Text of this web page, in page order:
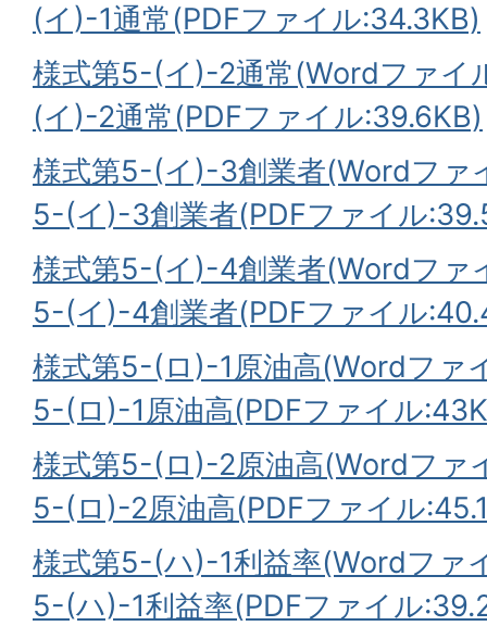
(イ)-1通常(PDFファイル:34.3KB)
様式第5-(イ)-2通常(Wordファイ
(イ)-2通常(PDFファイル:39.6KB)
様式第5-(イ)-3創業者(Wordファ
5-(イ)-3創業者(PDFファイル
様式第5-(イ)-4創業者(Wordファ
5-(イ)-4創業者(PDFファイル
様式第5-(ロ)-1原油高(Wordファ
5-(ロ)-1原油高(PDFファイル
様式第5-(ロ)-2原油高(Wordファ
5-(ロ)-2原油高(PDFファイル
様式第5-(ハ)-1利益率(Wordファ
5-(ハ)-1利益率(PDFファイル